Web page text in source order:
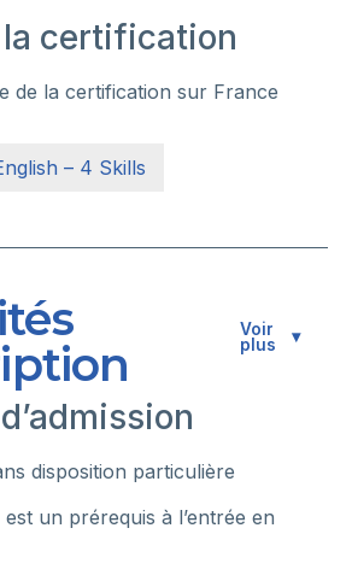
la certification
de la certification sur France
– 4 Skills
Voir
plus
▾
disposition particulière
est un prérequis à l’entrée en